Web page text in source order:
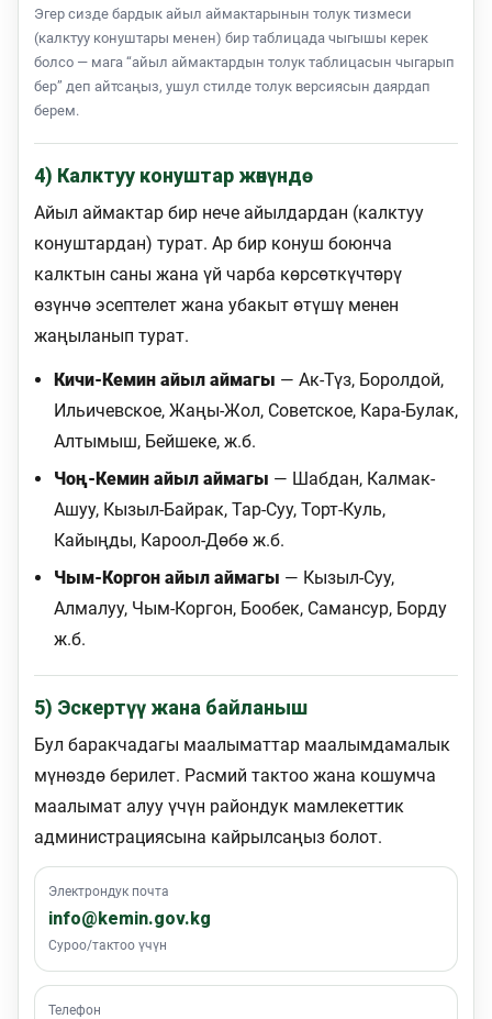
Эгер сизде бардык айыл аймактарынын толук тизмеси
(калктуу конуштары менен) бир таблицада чыгышы керек
болсо — мага “айыл аймактардын толук таблицасын чыгарып
бер” деп айтсаңыз, ушул стилде толук версиясын даярдап
берем.
4) Калктуу конуштар жөнүндө
Айыл аймактар бир нече айылдардан (калктуу
конуштардан) турат. Ар бир конуш боюнча
калктын саны жана үй чарба көрсөткүчтөрү
өзүнчө эсептелет жана убакыт өтүшү менен
жаңыланып турат.
Кичи-Кемин айыл аймагы — Ак-Түз, Боролдой,
Ильичевское, Жаңы-Жол, Советское, Кара-Булак,
Алтымыш, Бейшеке, ж.б.
Чоң-Кемин айыл аймагы — Шабдан, Калмак-
Ашуу, Кызыл-Байрак, Тар-Суу, Торт-Куль,
Кайыңды, Кароол-Дөбө ж.б.
Чым-Коргон айыл аймагы — Кызыл-Суу,
Алмалуу, Чым-Коргон, Бообек, Самансур, Борду
ж.б.
5) Эскертүү жана байланыш
Бул баракчадагы маалыматтар маалымдамалык
мүнөздө берилет. Расмий тактоо жана кошумча
маалымат алуу үчүн райондук мамлекеттик
администрациясына кайрылсаңыз болот.
Электрондук почта
info@kemin.gov.kg
Суроо/тактоо үчүн
Телефон